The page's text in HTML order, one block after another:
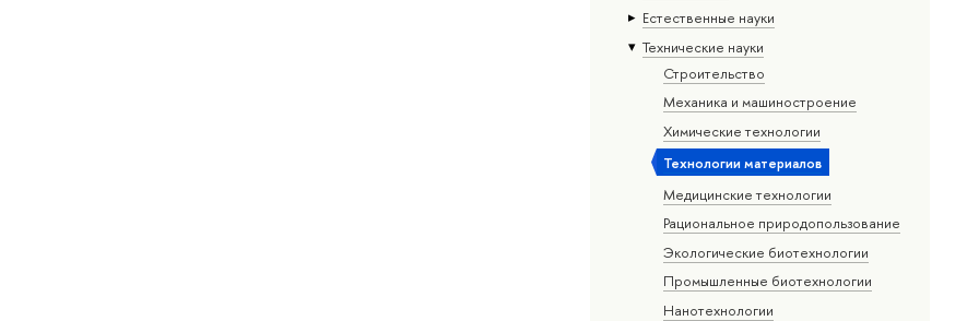
Естественные науки
Тех­ничес­кие науки
Строительство
Механика и машиностроение
Химические технологии
Технологии материалов
Медицинские технологии
Рациональное природопользование
Экологические биотехнологии
Промышленные биотехнологии
Нанотехнологии